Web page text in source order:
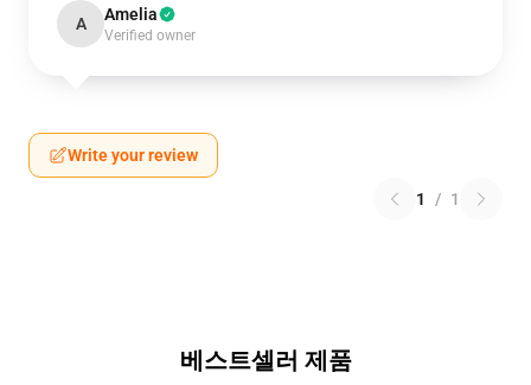
A Amelia
Verified owner
Write your review
1 / 1
베스트셀러 제품